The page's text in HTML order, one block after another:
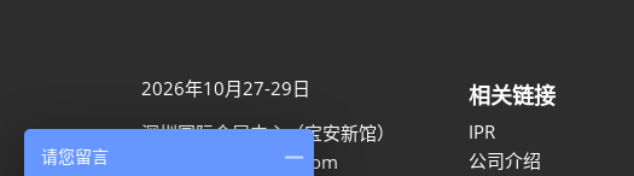
2026年10月27-29日
深圳国际会展中心（宝安新馆）
aaron.ye@rxglobal.com
相关链接
IPR
公司介绍
请您留言